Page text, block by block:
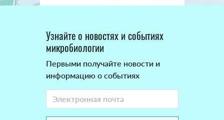
Узнайте о новостях и событиях
микробиологии
Первыми получайте новости и
информацию о событиях